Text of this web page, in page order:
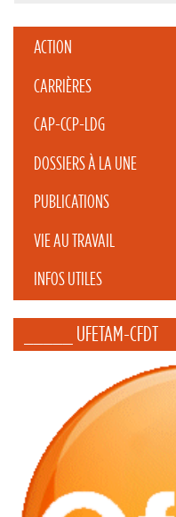
ACTION
CARRIÈRES
CAP-CCP-LDG
DOSSIERS À LA UNE
PUBLICATIONS
VIE AU TRAVAIL
INFOS UTILES
_____ UFETAM-CFDT